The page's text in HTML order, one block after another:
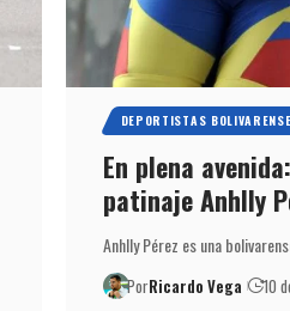
DEPORTISTAS
En plena
patinaje Anhlly
Anhlly Pérez es una
PorRicardo Vega 10